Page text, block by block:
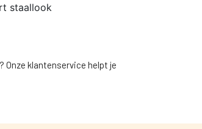
staallook
Onze klantenservice helpt je